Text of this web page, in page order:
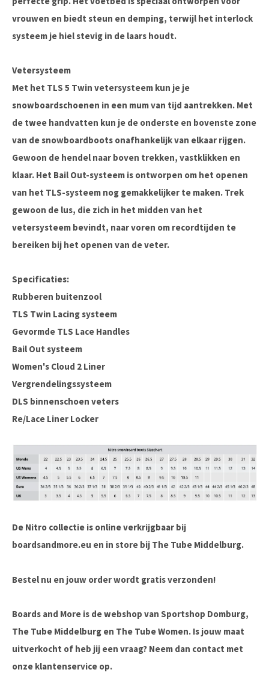
vrouwen en biedt steun en demping, terwijl het interlock
systeem je hiel stevig in de laars houdt.
Vetersysteem
Met het TLS 5 Twin vetersysteem kun je je
snowboardschoenen in een mum van tijd aantrekken. Met
de twee handvatten kun je de onderste en bovenste zone
van de snowboardboots onafhankelijk van elkaar rijgen.
Gewoon de hendel naar boven trekken, vastklikken en
klaar. Het Bail Out-systeem is ontworpen om het openen
van het TLS-systeem nog gemakkelijker te maken. Trek
gewoon de lus, die zich in het midden van het
vetersysteem bevindt, naar voren om recordtijden te
bereiken bij het openen van de veter.
Specificaties:
Rubberen buitenzool
TLS Twin Lacing systeem
Gevormde TLS Lace Handles
Bail Out systeem
Women's Cloud 2 Liner
Vergrendelingssysteem
DLS binnenschoen veters
Re/Lace Liner Locker
De Nitro collectie is online verkrijgbaar bij
boardsandmore.eu en in store bij The Tube Middelburg.
Bestel nu en jouw order wordt gratis verzonden!
Boards and More is de webshop van Sportshop Domburg,
The Tube Middelburg en The Tube Women. Is jouw maat
uitverkocht of heb jij een vraag? Neem dan contact met
onze klantenservice op.